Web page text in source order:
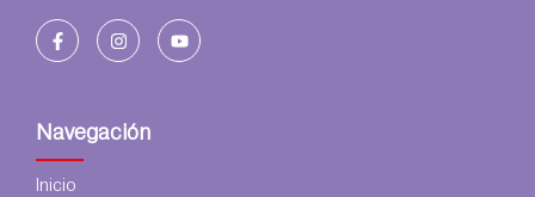
Navegación
Inicio